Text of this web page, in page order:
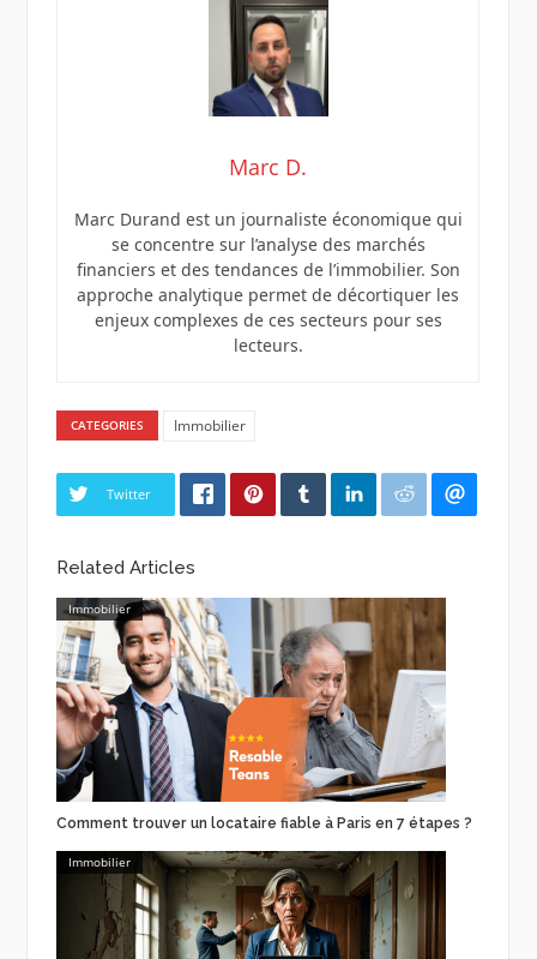
Marc D.
Marc Durand est un journaliste économique qui
se concentre sur l’analyse des marchés
financiers et des tendances de l’immobilier. Son
approche analytique permet de décortiquer les
enjeux complexes de ces secteurs pour ses
lecteurs.
CATEGORIES Immobilier
Twitter
Related Articles
Immobilier
Comment trouver un locataire fiable à Paris en 7 étapes ?
Immobilier